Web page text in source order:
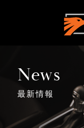
News
最新情報